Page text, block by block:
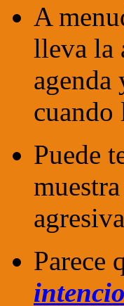
A
lleva la
agenda
Puede
Parece